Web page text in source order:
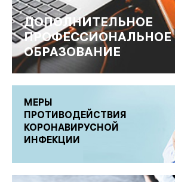
ДОПОЛНИТЕЛЬНОЕ
ПРОФЕССИОНАЛЬНОЕ
ОБРАЗОВАНИЕ
МЕРЫ
ПРОТИВОДЕЙСТВИЯ
КОРОНАВИРУСНОЙ
ИНФЕКЦИИ